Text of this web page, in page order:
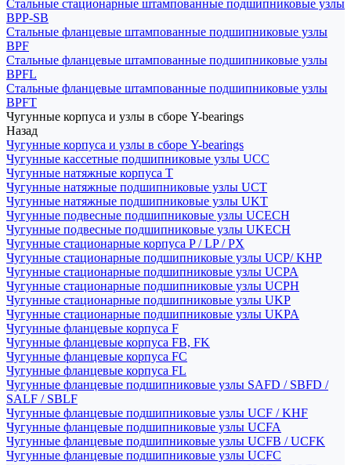
Стальные стационарные штампованные подшипниковые узлы
BPP-SB
Стальные фланцевые штампованные подшипниковые узлы
BPF
Стальные фланцевые штампованные подшипниковые узлы
BPFL
Стальные фланцевые штампованные подшипниковые узлы
BPFT
Чугунные корпуса и узлы в сборе Y-bearings
Назад
Чугунные корпуса и узлы в сборе Y-bearings
Чугунные кассетные подшипниковые узлы UCC
Чугунные натяжные корпуса T
Чугунные натяжные подшипниковые узлы UCT
Чугунные натяжные подшипниковые узлы UKT
Чугунные подвесные подшипниковые узлы UCECH
Чугунные подвесные подшипниковые узлы UKECH
Чугунные стационарные корпуса P / LP / PX
Чугунные стационарные подшипниковые узлы UCP/ KHP
Чугунные стационарные подшипниковые узлы UCPA
Чугунные стационарные подшипниковые узлы UCPH
Чугунные стационарные подшипниковые узлы UKP
Чугунные стационарные подшипниковые узлы UKPA
Чугунные фланцевые корпуса F
Чугунные фланцевые корпуса FB, FK
Чугунные фланцевые корпуса FC
Чугунные фланцевые корпуса FL
Чугунные фланцевые подшипниковые узлы SAFD / SBFD /
SALF / SBLF
Чугунные фланцевые подшипниковые узлы UCF / KHF
Чугунные фланцевые подшипниковые узлы UCFA
Чугунные фланцевые подшипниковые узлы UCFB / UCFK
Чугунные фланцевые подшипниковые узлы UCFC